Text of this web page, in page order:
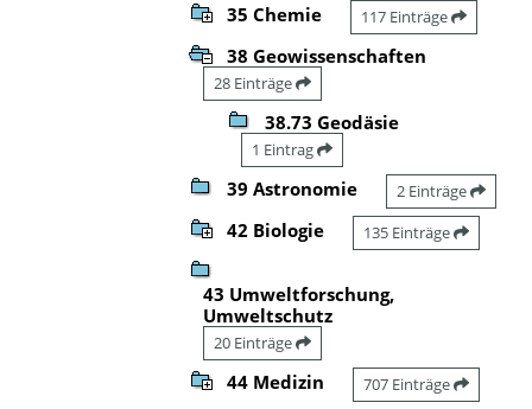
35 Chemie 117 Einträge
38 Geowissenschaften
28 Einträge
38.73 Geodäsie
1 Eintrag
39 Astronomie 2 Einträge
42 Biologie 135 Einträge
43 Umweltforschung,
Umweltschutz
20 Einträge
44 Medizin 707 Einträge